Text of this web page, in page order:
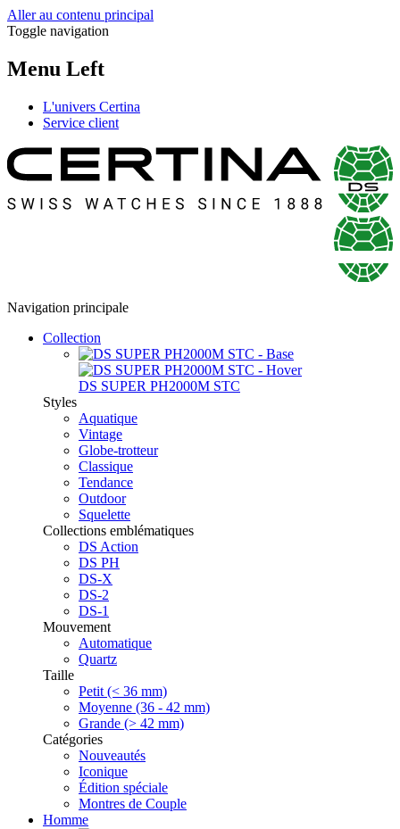
Aller au contenu principal
Toggle navigation
Menu Left
L'univers Certina
Service client
Navigation principale
Collection
DS SUPER PH2000M STC
Styles
Aquatique
Vintage
Globe-trotteur
Classique
Tendance
Outdoor
Squelette
Collections emblématiques
DS Action
DS PH
DS-X
DS-2
DS-1
Mouvement
Automatique
Quartz
Taille
Petit (< 36 mm)
Moyenne (36 - 42 mm)
Grande (> 42 mm)
Catégories
Nouveautés
Iconique
Édition spéciale
Montres de Couple
Homme